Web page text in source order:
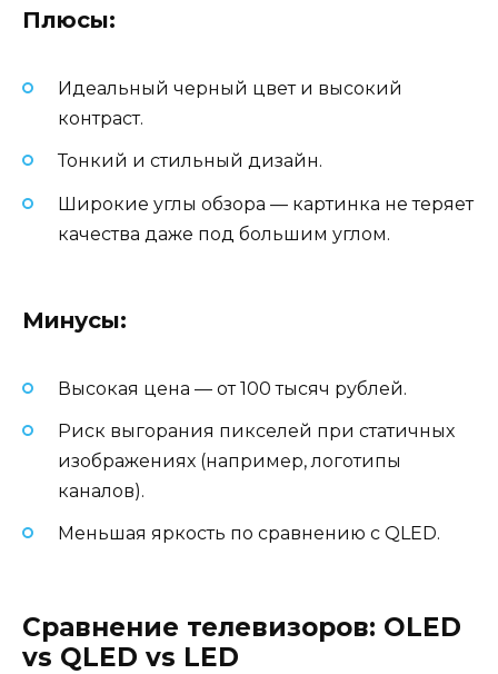
Плюсы:
Идеальный черный цвет и высокий
контраст.
Тонкий и стильный дизайн.
Широкие углы обзора — картинка не теряет
качества даже под большим углом.
Минусы:
Высокая цена — от 100 тысяч рублей.
Риск выгорания пикселей при статичных
изображениях (например, логотипы
каналов).
Меньшая яркость по сравнению с QLED.
Сравнение телевизоров: OLED
vs QLED vs LED